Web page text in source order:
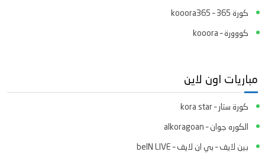
كورة 365 – kooora365
كووورة – kooora
مباريات اون لاين
كورة ستار – kora star
الكوره جوان – alkoragoan
بين لايف – بي ان لايف – beIN LIVE